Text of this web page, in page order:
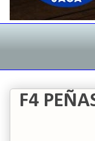
F4